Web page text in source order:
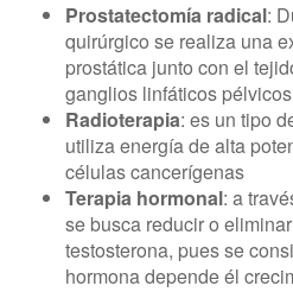
Prostatectomía radical:
quirúrgico se realiza una
prostática junto con el
ganglios linfáticos pélvicos
Radioterapia: es un tipo
utiliza energía de alta
células cancerígenas
Terapia hormonal: a
se busca reducir o
testosterona, pues se
hormona depende él